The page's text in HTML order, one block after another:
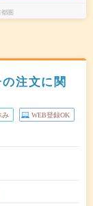
圏
注文に関
み WEB登録OK